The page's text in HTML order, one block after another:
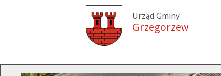
Urząd Gminy
Grzegorzew